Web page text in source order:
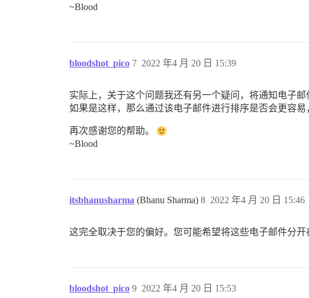
~Blood
bloodshot_pico 2022 年4 月 20 日 15:39
7
实际上，关于这个问题我还有另一个疑问，将通知电子邮
如果是这样，那么通过该电子邮件进行排序是否会更容
再次感谢您的帮助。
~Blood
itsbhanusharma (Bhanu Sharma) 2022 年4 月 20 日 15:46
8
这完全取决于您的偏好。您可能希望将这些电子邮件分
bloodshot_pico 2022 年4 月 20 日 15:53
9